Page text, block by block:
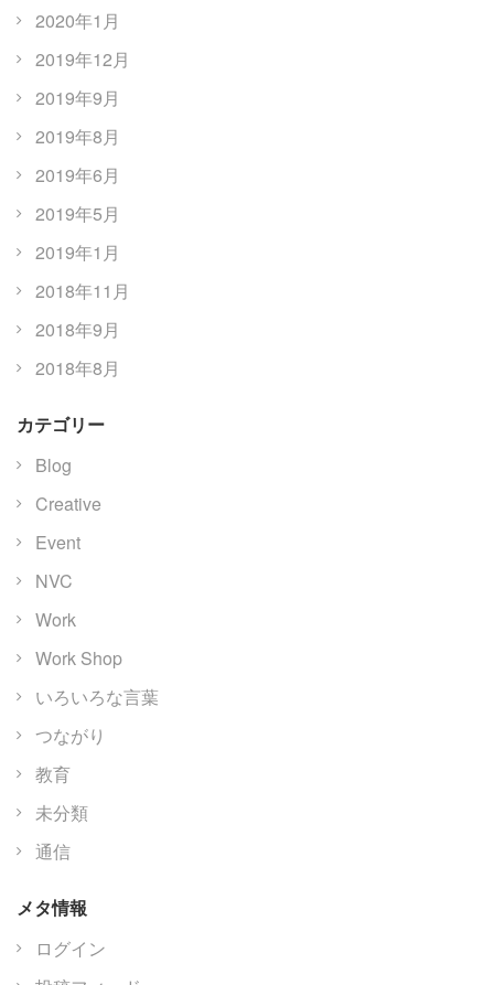
2020年1月
2019年12月
2019年9月
2019年8月
2019年6月
2019年5月
2019年1月
2018年11月
2018年9月
2018年8月
カテゴリー
Blog
Creative
Event
NVC
Work
Work Shop
いろいろな言葉
つながり
教育
未分類
通信
メタ情報
ログイン